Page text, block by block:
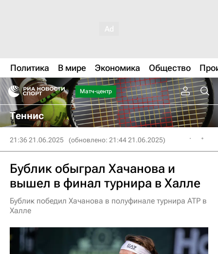
Политика В мире Экономика Общество
Матч-центр
Теннис
21:36 21.06.2025 (обновлено: 21:44 21.06.2025)
Бублик обыграл Хачанова и
вышел в финал турнира в Халле
Бублик победил Хачанова в полуфинале турнира ATP в
Халле